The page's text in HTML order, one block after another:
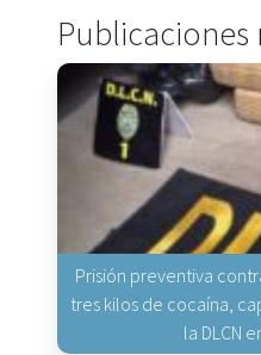
Prisión preventiva
tres kilos de cocaína,
la DLCN